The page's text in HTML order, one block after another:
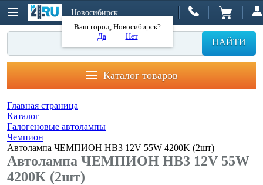
Новосибирск
Ваш город, Новосибирск?
Да
Нет
НАЙТИ
Каталог товаров
Главная страница
Каталог
Галогеновые автолампы
Чемпион
Автолампа ЧЕМПИОН HB3 12V 55W 4200K (2шт)
Автолампа ЧЕМПИОН HB3 12V 55W
4200K (2шт)